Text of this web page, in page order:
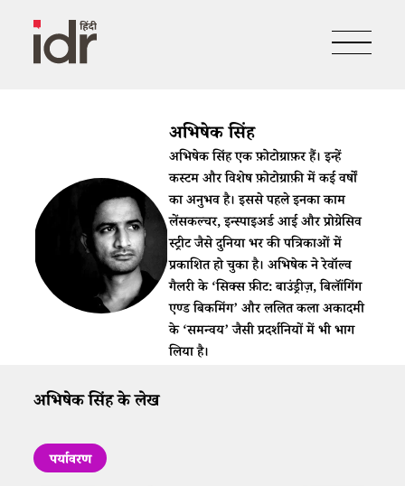
अभिषेक सिंह
अभिषेक सिंह एक फ़ोटोग्राफ़र हैं। इन्हें
कस्टम और विशेष फ़ोटोग्राफ़ी में कई वर्षों
का अनुभव है। इससे पहले इनका काम
लेंसकल्चर, इन्स्पाइअर्ड आई और प्रोग्रेसिव
स्ट्रीट जैसे दुनिया भर की पत्रिकाओं में
प्रकाशित हो चुका है। अभिषेक ने रेवॉल्व
गैलरी के ‘सिक्स फ़ीट: बाउंड्रीज़, बिलॉंगिंग
एण्ड बिकमिंग’ और ललित कला अकादमी
के ‘समन्वय’ जैसी प्रदर्शनियों में भी भाग
लिया है।
अभिषेक सिंह के लेख
पर्यावरण